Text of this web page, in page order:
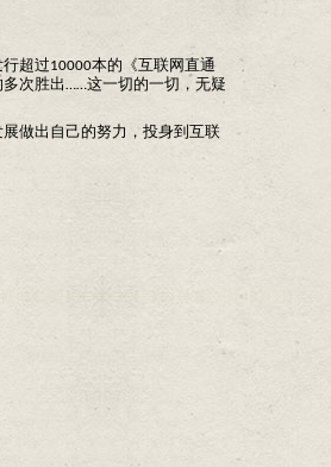
超过10000本的《互联网直通
次胜出……这一切的一切，无疑
做出自己的努力，投身到互联